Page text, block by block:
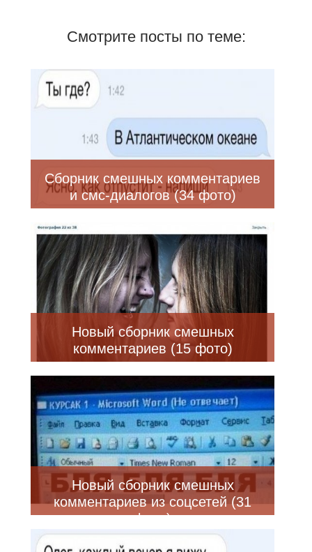
Смотрите посты по теме:
Сборник смешных комментариев
и смс-диалогов (34 фото)
Новый сборник смешных
комментариев (15 фото)
Новый сборник смешных
комментариев из соцсетей (31
фото)